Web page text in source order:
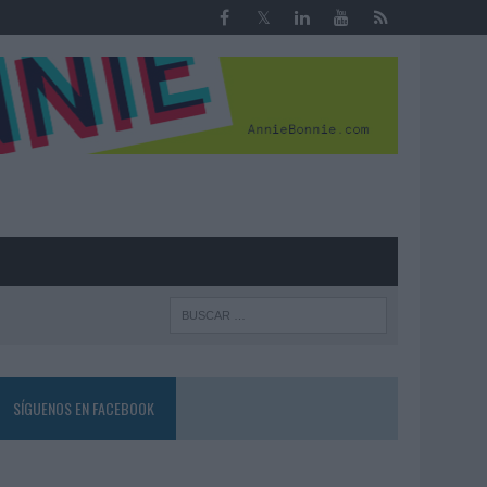
SÍGUENOS EN FACEBOOK